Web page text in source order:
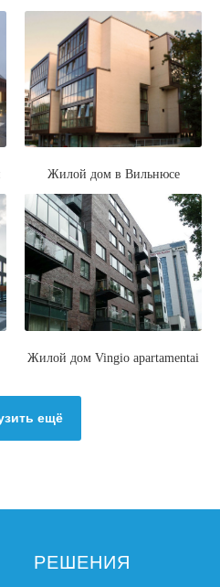
Жилой дом в Вильнюсе
Жилой дом Vingio apartamentai
ещё
РЕШЕНИЯ